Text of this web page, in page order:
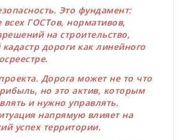
Это фундамент:
ГОСТов, нормативов,
на строительство,
дороги как линейного
Дорога может не то что
но это актив, которым
и нужно управлять.
напрямую влияет на
успех территории.